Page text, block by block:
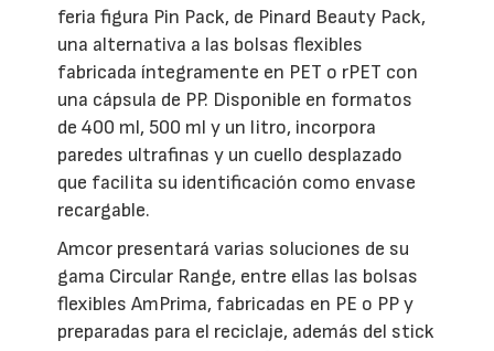
feria figura Pin Pack, de Pinard Beauty Pack,
una alternativa a las bolsas flexibles
fabricada íntegramente en PET o rPET con
una cápsula de PP. Disponible en formatos
de 400 ml, 500 ml y un litro, incorpora
paredes ultrafinas y un cuello desplazado
que facilita su identificación como envase
recargable.
Amcor presentará varias soluciones de su
gama Circular Range, entre ellas las bolsas
flexibles AmPrima, fabricadas en PE o PP y
preparadas para el reciclaje, además del stick